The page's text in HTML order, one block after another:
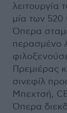
λειτουργία
μία των 520
Όπερα
περασμένο
Πρεμιέρας
σινεφίλ
Μπεχτσή,
Όπερα